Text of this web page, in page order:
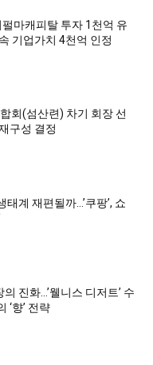
마캐피탈 투자 1천억 유
기업가치 4천억 인정
회(섬산련) 차기 회장 선
구성 결정
태계 재편될까…’쿠팡’, 쇼
진화…’웰니스 디저트’ 수
‘향’ 전략